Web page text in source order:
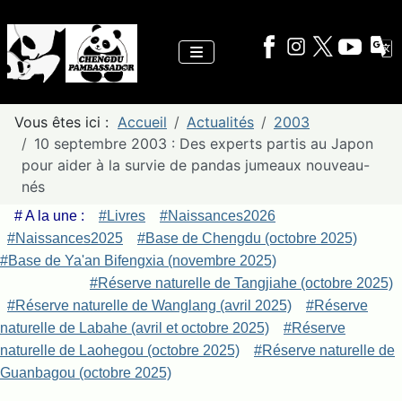
Vous êtes ici : Accueil Actualités
2003
10 septembre 2003 : Des experts partis au Japon
pour aider à la survie de pandas jumeaux nouveau-
nés
# A la une : #Livres
#Naissances2026
#Naissances2025
#Base de Chengdu (octobre 2025)
#Base de Ya'an Bifengxia (novembre 2025)
#Réserve naturelle de Tangjiahe (octobre 2025)
#Réserve naturelle de Wanglang (avril 2025)
#Réserve
naturelle de Labahe (avril et octobre 2025)
#Réserve
naturelle de Laohegou (octobre 2025)
#Réserve naturelle de
Guanbagou (octobre 2025)